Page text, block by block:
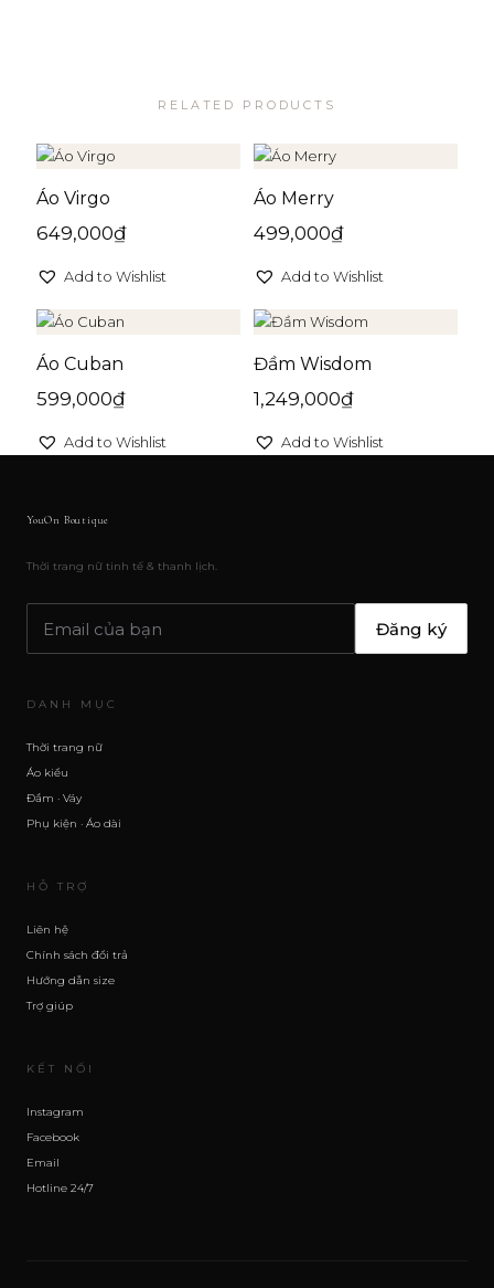
RELATED PRODUCTS
Áo Virgo
649,000₫
Add to Wishlist
Áo Merry
499,000₫
Add to Wishlist
Áo Cuban
599,000₫
Add to Wishlist
Đầm Wisdom
1,249,000₫
Add to Wishlist
YouOn Boutique
Thời trang nữ tinh tế & thanh lịch.
Đăng ký
DANH MỤC
Thời trang nữ
Áo kiểu
Đầm · Váy
Phụ kiện · Áo dài
HỖ TRỢ
Liên hệ
Chính sách đổi trả
Hướng dẫn size
Trợ giúp
KẾT NỐI
Instagram
Facebook
Email
Hotline 24/7